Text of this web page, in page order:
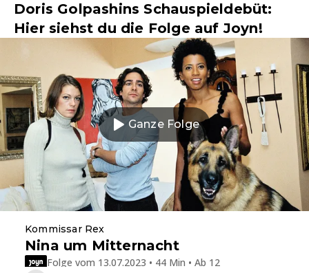
Doris Golpashins Schauspieldebüt:
Hier siehst du die Folge auf Joyn!
Ganze Folge
Kommissar Rex
Nina um Mitternacht
Folge vom 13.07.2023 • 44 Min • Ab 12